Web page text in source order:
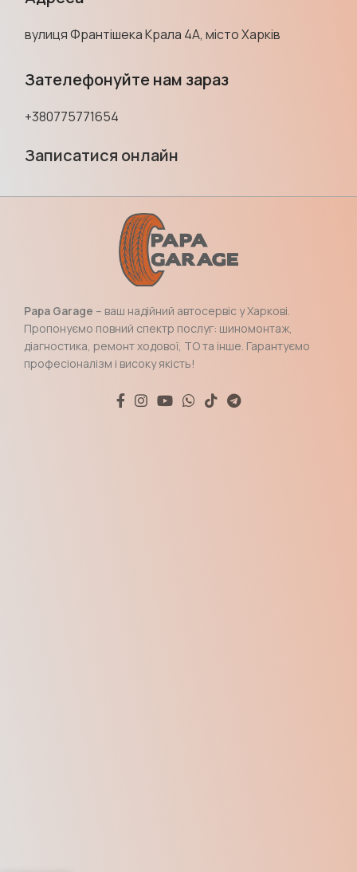
вулиця Франтішека Крала 4А, місто Харків
Зателефонуйте нам зараз
+380775771654
Записатися онлайн
Papa Garage – ваш надійний автосервіс у Харкові.
Пропонуємо повний спектр послуг: шиномонтаж,
діагностика, ремонт ходової, ТО та інше. Гарантуємо
професіоналізм і високу якість!